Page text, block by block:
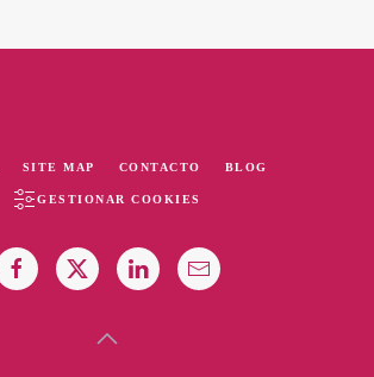
SITE MAP CONTACTO BLOG
GESTIONAR COOKIES